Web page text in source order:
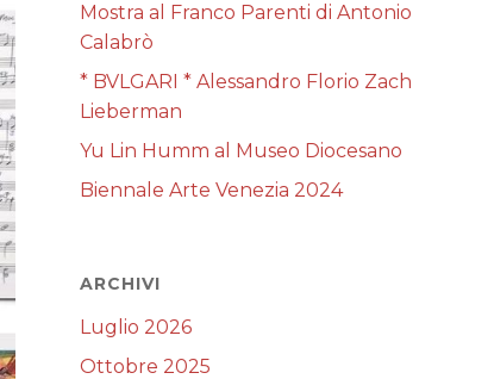
Mostra al Franco Parenti di Antonio
Calabrò
* BVLGARI * Alessandro Florio Zach
Lieberman
Yu Lin Humm al Museo Diocesano
Biennale Arte Venezia 2024
ARCHIVI
Luglio 2026
Ottobre 2025